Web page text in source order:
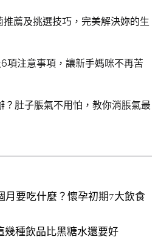
薦及挑選技巧，完美解決妳的生
項注意事項，讓新手媽咪不再苦
？肚子脹氣不用怕，教你消脹氣最
月要吃什麼？懷孕初期7大飲食
種飲品比黑糖水還要好